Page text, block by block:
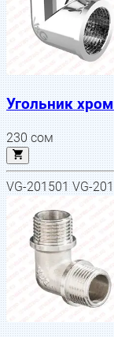
Угольник
230сом
VG-201501 VG-